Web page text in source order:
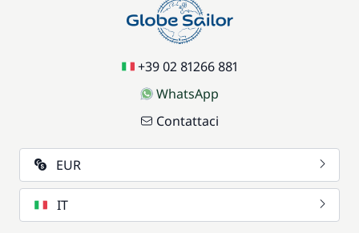
+39 02 81266 881
WhatsApp
Contattaci
EUR
IT